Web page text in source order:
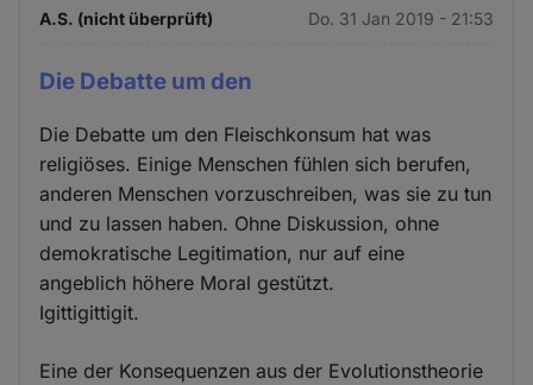
A.S. (nicht überprüft) Do. 31 Jan 2019 - 21:53
Die Debatte um den
Die Debatte um den Fleischkonsum hat was
religiöses. Einige Menschen fühlen sich berufen,
anderen Menschen vorzuschreiben, was sie zu tun
und zu lassen haben. Ohne Diskussion, ohne
demokratische Legitimation, nur auf eine
angeblich höhere Moral gestützt.
Igittigittigit.
Eine der Konsequenzen aus der Evolutionstheorie